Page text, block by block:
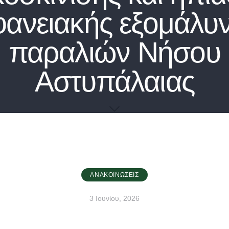
παραλιών Νήσου
Αστυπάλαιας
ΑΝΑΚΟΙΝΏΣΕΙΣ
3 Ιουνίου, 2026